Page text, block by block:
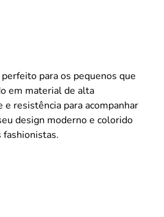
para os pequenos que
em material de alta
resistência para acompanhar
design moderno e colorido
fashionistas.